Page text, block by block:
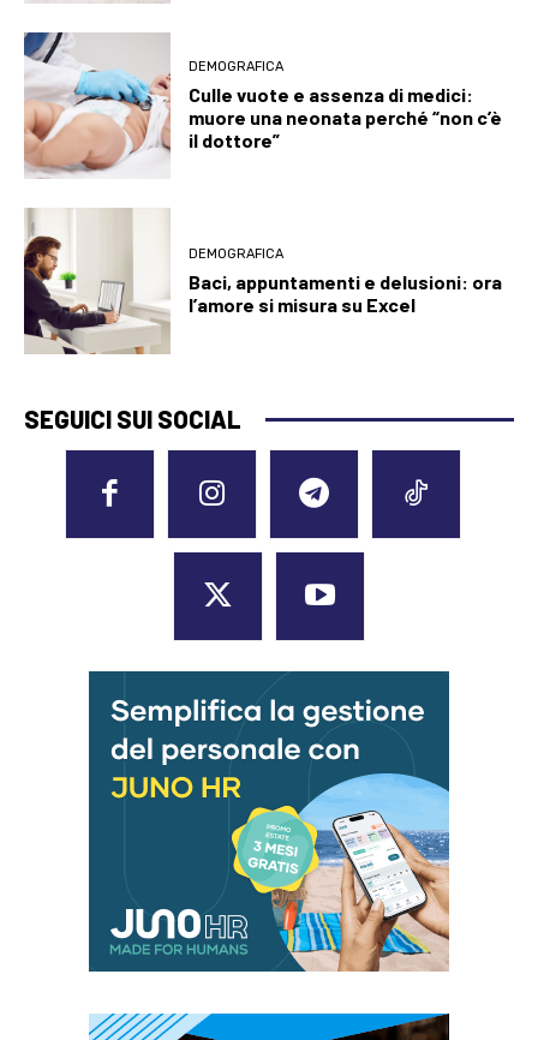
DEMOGRAFICA
Culle vuote e assenza di medici:
muore una neonata perché “non c’è
il dottore”
DEMOGRAFICA
Baci, appuntamenti e delusioni: ora
l’amore si misura su Excel
SEGUICI SUI SOCIAL